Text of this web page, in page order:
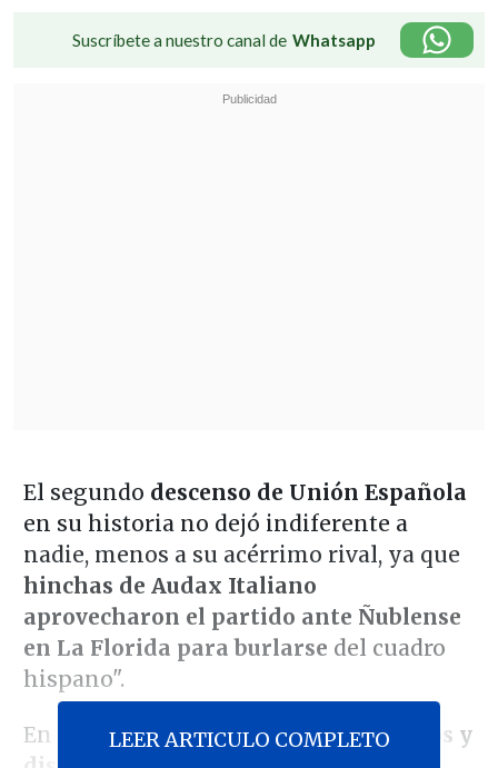
Suscríbete a nuestro canal de Whatsapp
El segundo descenso de Unión Española
en su historia no dejó indiferente a
nadie, menos a su acérrimo rival, ya que
hinchas de Audax Italiano
aprovecharon el partido ante Ñublense
en La Florida para burlarse del cuadro
hispano".
En las tribunas se vieronglobos negros y
LEER ARTICULO COMPLETO